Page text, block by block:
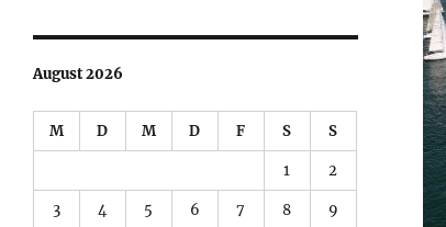
August 2026
M D M D F S S
1 2
3 4 5 6 7 8 9